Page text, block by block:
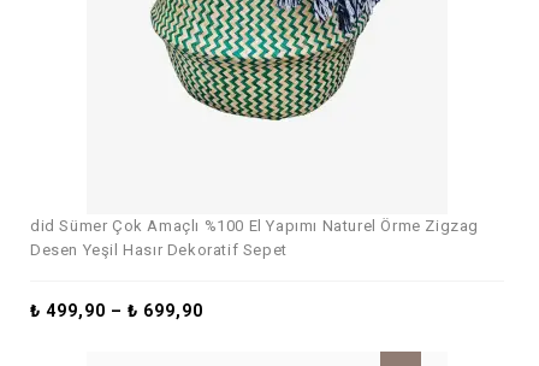
did Sümer Çok Amaçlı %100 El Yapımı Naturel Örme Zigzag
Desen Yeşil Hasır Dekoratif Sepet
₺ 499,90 – ₺ 699,90